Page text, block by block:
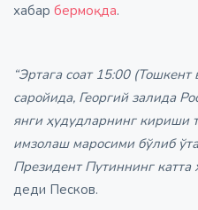
хабар бермоқда.
“Эртага соат 15:00
саройида, Георгий залида
янги ҳудудларнинг кириши
имзолаш маросими бўлиб
Президент Путиннинг
деди Песков.